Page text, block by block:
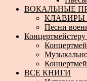
ВОКАЛЬНЫЕ
КЛАВИРЫ
Песни
ВСЕ КНИГИ